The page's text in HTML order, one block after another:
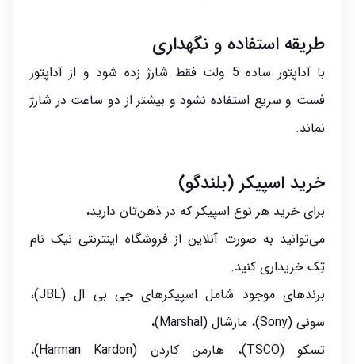
طریقه استفاده و نگهداری
با آداپتور ساده 5 ولت فقط شارژ زده شود و از آداپتور
فست و سریع استفاده نشود و بیشتر از دو ساعت در شارژ
نماند.
خرید اسپیکر (بلندگو)
برای خرید هر نوع اسپیکر که در ذهن‌تان دارید،
می‌‌توانید به صورت آنلاین از فروشگاه اینترنتی نیک نام
تِک خریداری کنید.
برندهای موجود شامل اسپیکرهای جی بی ال (JBL)،
سونی (Sony)، مارشال (Marshal)،
تسکو (TSCO)، هارمن کاردن (Harman Kardon)،